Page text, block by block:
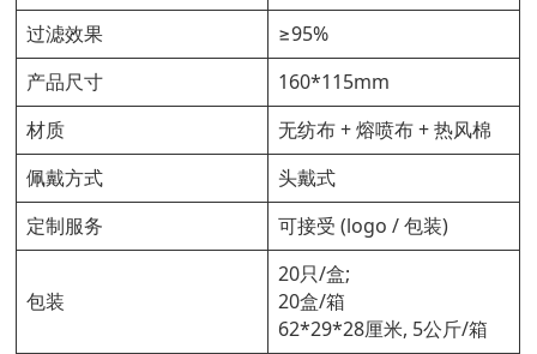
过滤效果
≥95%
产品尺寸
160*115mm
材质
无纺布 + 熔喷布 + 热风棉
佩戴方式
头戴式
定制服务
可接受 (logo / 包装)
包装
20只/盒;
20盒/箱
62*29*28厘米, 5公斤/箱